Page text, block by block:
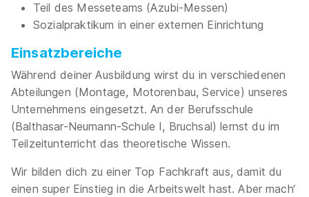
Teil des Messeteams (Azubi-Messen)
Sozialpraktikum in einer externen Einrichtung
Einsatzbereiche
Während deiner Ausbildung wirst du in verschiedenen
Abteilungen (Montage, Motorenbau, Service) unseres
Unternehmens eingesetzt. An der Berufsschule
(Balthasar-Neumann-Schule I, Bruchsal) lernst du im
Teilzeitunterricht das theoretische Wissen.
Wir bilden dich zu einer Top Fachkraft aus, damit du
einen super Einstieg in die Arbeitswelt hast. Aber mach‘